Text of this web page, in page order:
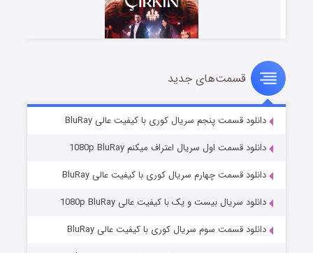
سریال زشت
قسمت۵ (زیرنویس) منتشر شد
قسمت‌های جدید
دانلود قسمت پنجم سریال کوری با کیفیت عالی BluRay
دانلود قسمت اول سریال اعتراف میکنم 1080p BluRay
دانلود قسمت چهارم سریال کوری با کیفیت عالی BluRay
دانلود سریال بیست و یک با کیفیت عالی 1080p BluRay
دانلود قسمت سوم سریال کوری با کیفیت عالی BluRay